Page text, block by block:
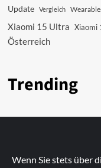
Update Vergleich
Xiaomi 15 Ultra Xiaomi
Österreich
Trending
Wenn Sie stets über